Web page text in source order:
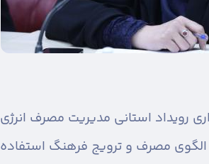
رویداد استانی مدیریت مصرف انرژی
الگوی مصرف و ترویج فرهنگ استفاده